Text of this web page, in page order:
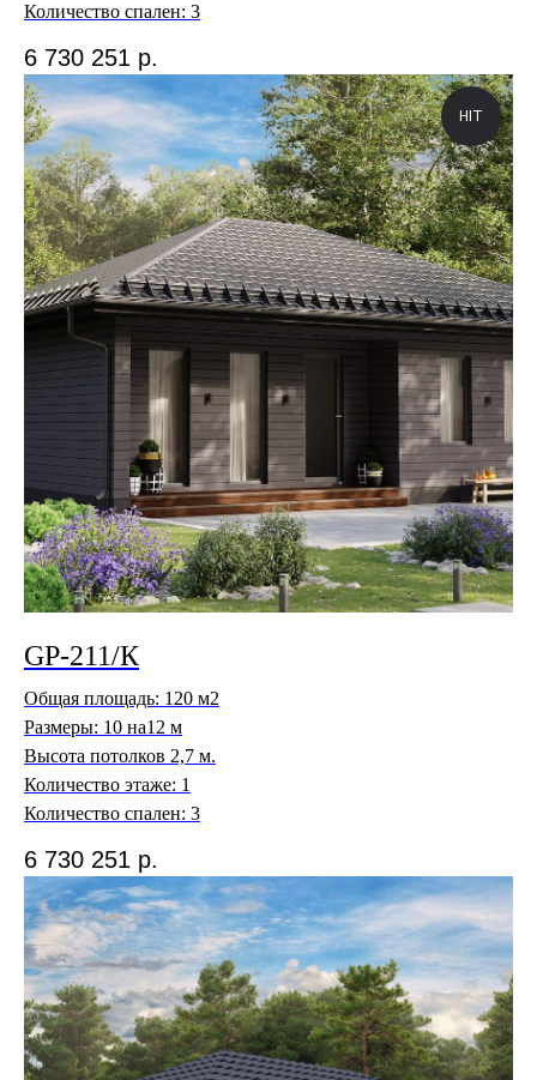
Количество спален: 3
6 730 251 р.
HIT
GP-211/К
Общая площадь: 120 м2
Размеры: 10 на12 м
Высота потолков 2,7 м.
Количество этаже: 1
Количество спален: 3
6 730 251 р.
ДЖИ ПИ ДЕВЕЛОПМЕНТ
GP Development